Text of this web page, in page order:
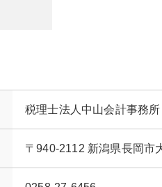
税理士法人中山会計事務所
〒940-2112 新潟県長岡市